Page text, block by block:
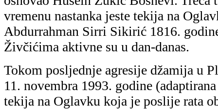
vremenu nastanka jeste tekija na
Abdurrahman Sirri Sikirić 1816.
Živčićima aktivne su u dan-danas.
Tokom posljednje agresije džamija u
11. novembra 1993. godine
tekija na Oglavku koja je poslije rata